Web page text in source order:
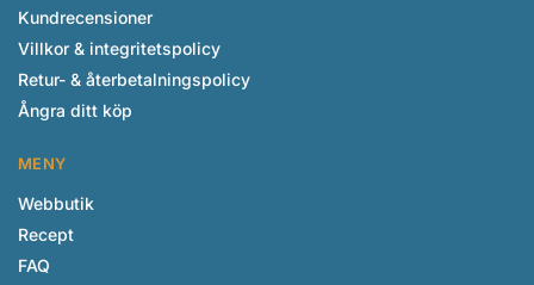
Kundrecensioner
Villkor & integritetspolicy
Retur- & återbetalningspolicy
Ångra ditt köp
MENY
Webbutik
Recept
FAQ